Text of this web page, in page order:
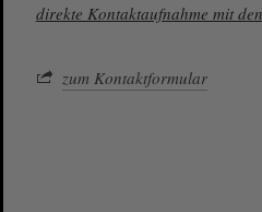
direkte Kontaktaufnahme mit
zum Kontaktformular